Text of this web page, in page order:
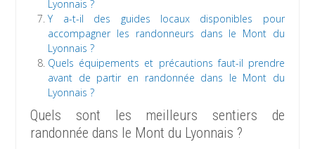
Lyonnais ?
Y a-t-il des guides locaux disponibles pour
accompagner les randonneurs dans le Mont du
Lyonnais ?
Quels équipements et précautions faut-il prendre
avant de partir en randonnée dans le Mont du
Lyonnais ?
Quels sont les meilleurs sentiers de
randonnée dans le Mont du Lyonnais ?